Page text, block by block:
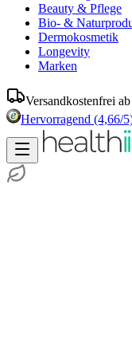
Beauty & Pflege
Bio- &
Dermokosmetik
Longevity
Marken
Versandkostenfrei
Hervorragend (4,66/